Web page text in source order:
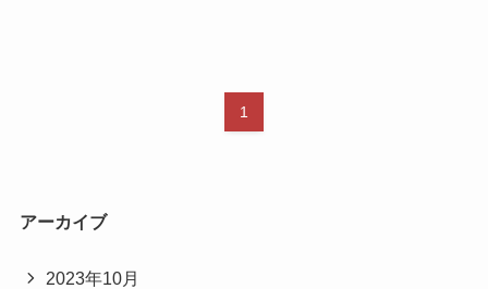
1
アーカイブ
2023年10月